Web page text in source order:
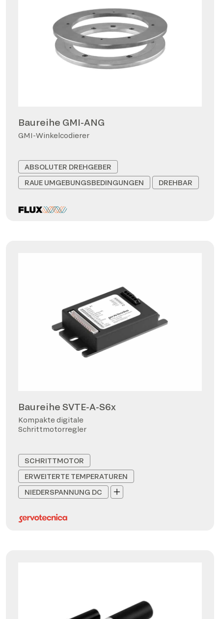
Baureihe GMI-ANG
GMI-Winkelcodierer
ABSOLUTER DREHGEBER
RAUE UMGEBUNGSBEDINGUNGEN
DREHBAR
Baureihe SVTE-A-S6x
Kompakte digitale
Schrittmotorregler
SCHRITTMOTOR
ERWEITERTE TEMPERATUREN
NIEDERSPANNUNG DC